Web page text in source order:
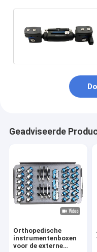
Geadviseerde
Orthopedische
instrumentenboxen
voor de externe